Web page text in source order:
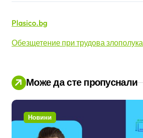
Plasico.bg
Обезщетение при трудова злополука
Може да сте пропуснали
Новини